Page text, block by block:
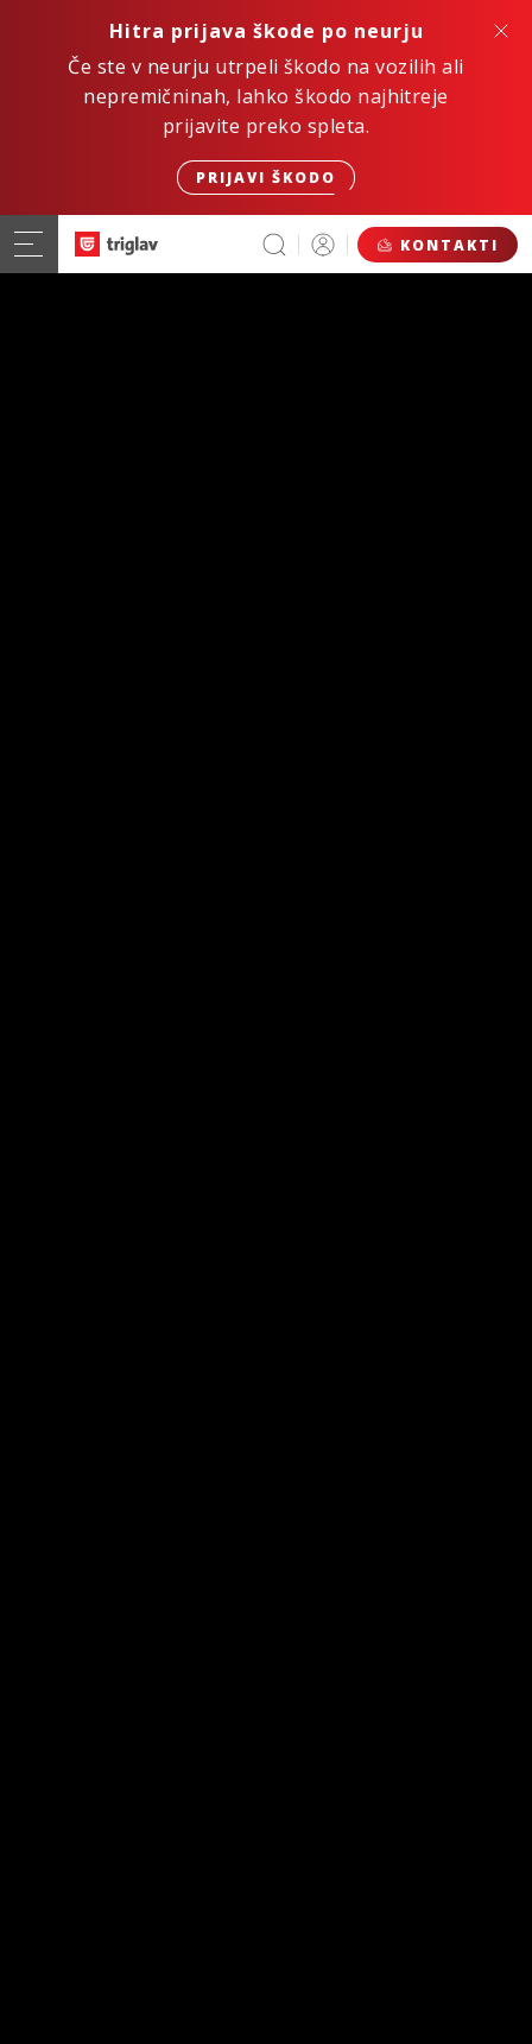
Hitra prijava škode po neurju
Če ste v neurju utrpeli škodo na vozilih ali
nepremičninah, lahko škodo najhitreje
prijavite preko spleta.
PRIJAVI ŠKODO
KONTAKTI